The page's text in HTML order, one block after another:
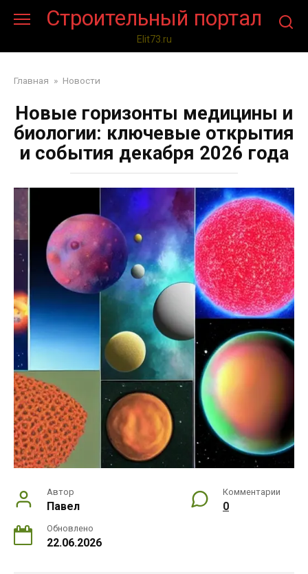
Строительный портал
Elit73.ru
Главная » Новости
Новые горизонты медицины и
биологии: ключевые открытия
и события декабря 2026 года
Автор
Павел
Комментарии
0
Обновлено
22.06.2026